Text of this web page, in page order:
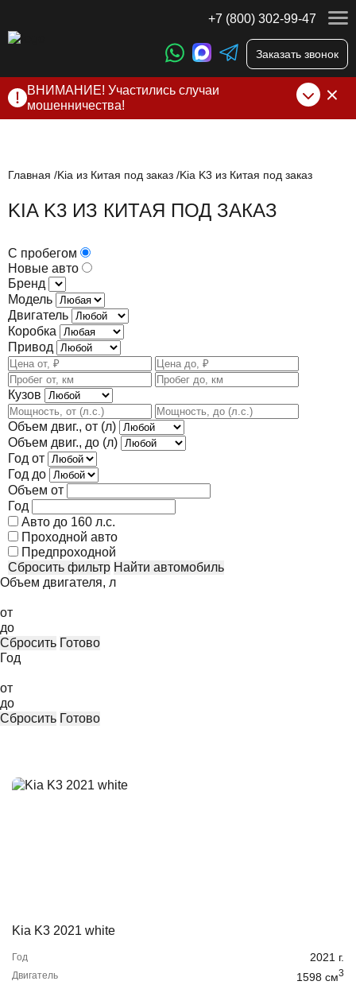
+7 (800) 302-99-47
Заказать звонок
ВНИМАНИЕ! Участились случаи
мошенничества!
нами по официальнымконтактам, указанным в соц сетях
Главная Kia из Китая под заказ Kia K3 из Китая под заказ
KIA K3 ИЗ КИТАЯ ПОД ЗАКАЗ
С пробегом
Новые авто
Бренд
Модель
Двигатель
Коробка
Привод
Кузов
Объем двиг., от (л)
Объем двиг., до (л)
Год от
Год до
Объем от
Год
Авто до 160 л.с.
Проходной авто
Предпроходной
Сбросить фильтр
Найти автомобиль
Объем двигателя, л
от
до
Сбросить Готово
Год
от
до
Сбросить Готово
Kia K3 2021 white
Год 2021 г.
Двигатель 1598 cм3